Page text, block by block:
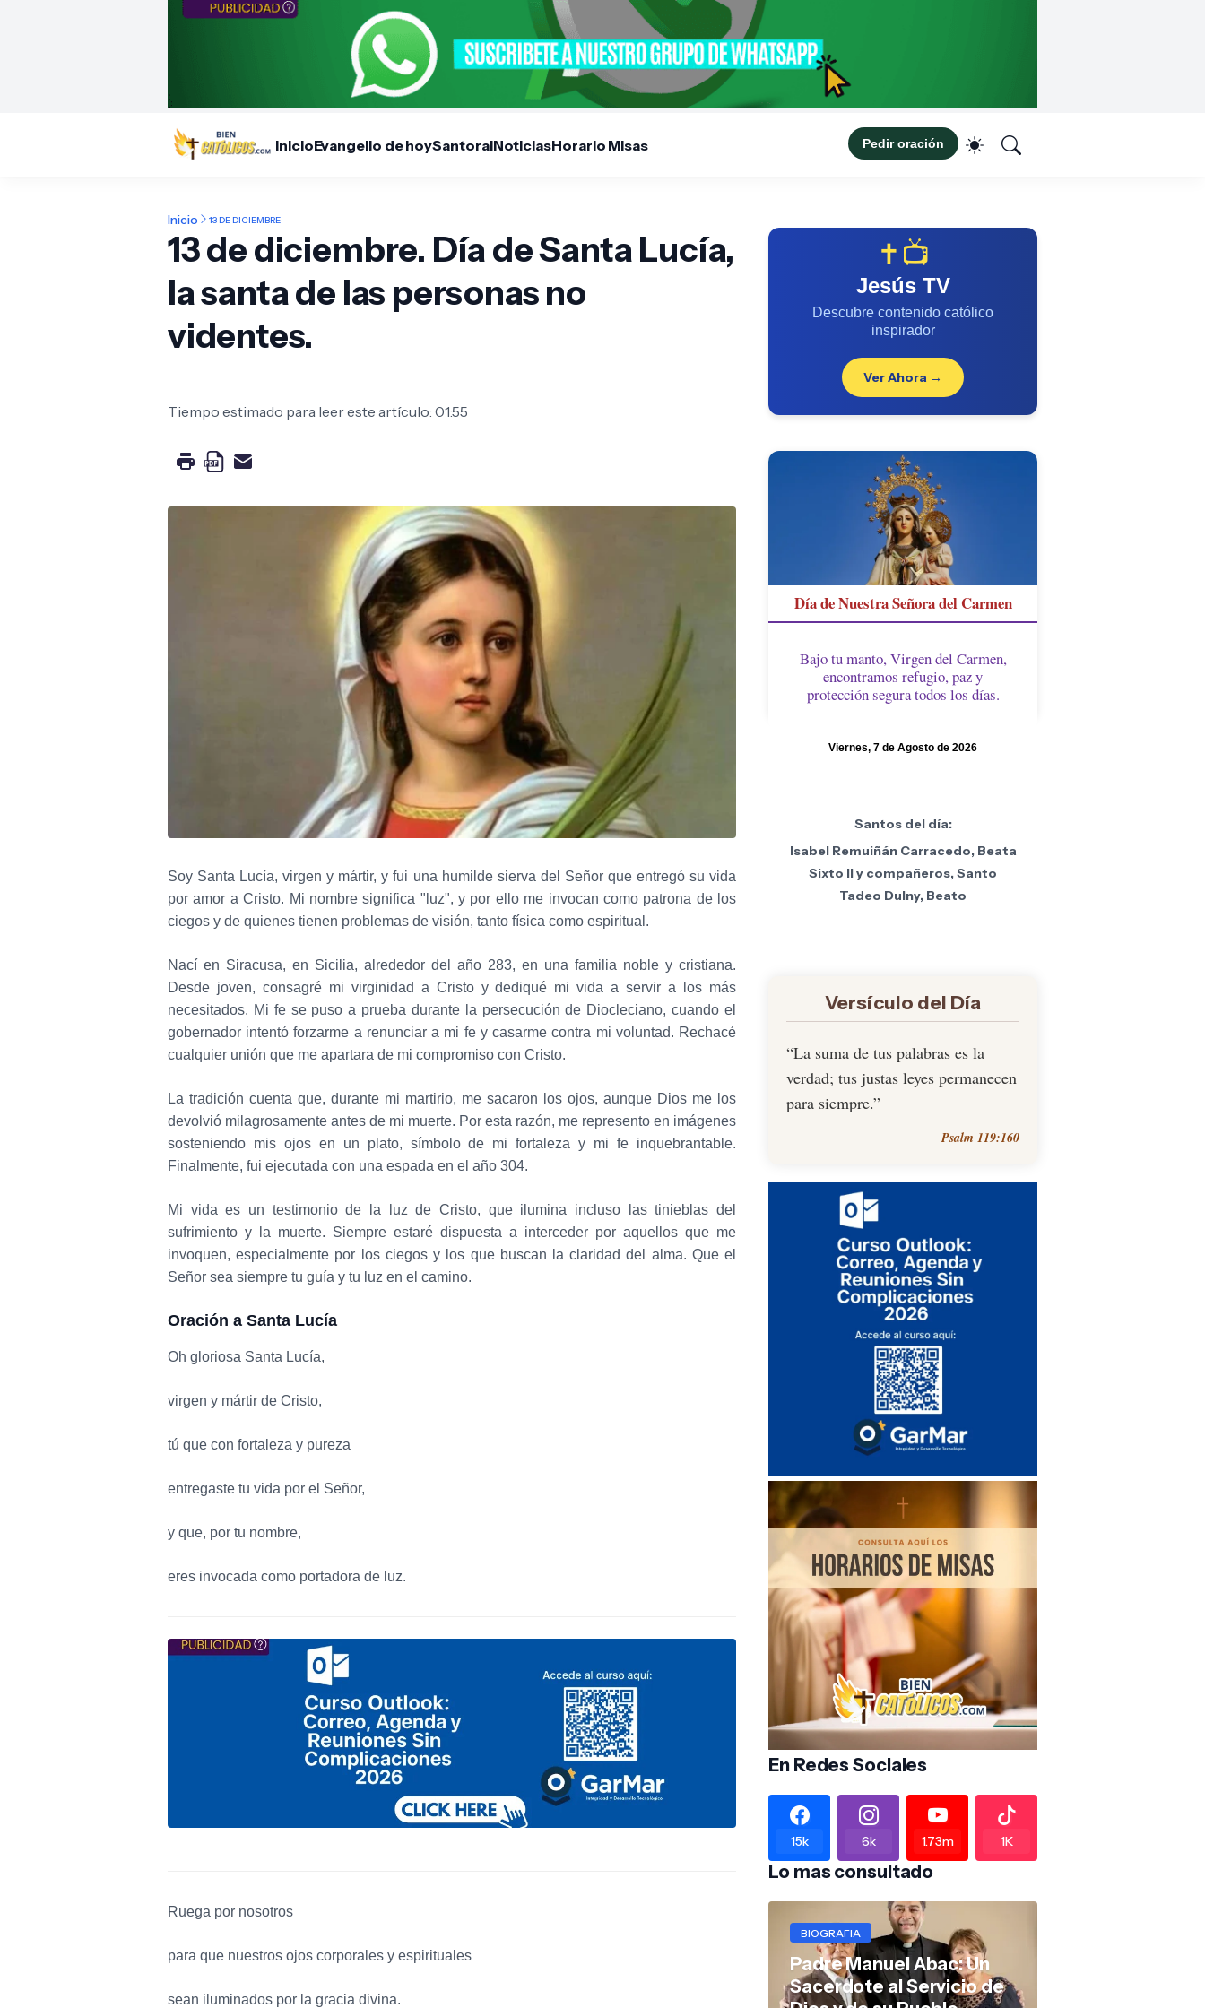
InicioEvangelio de hoySantoralNoticiasHorario Misas Pedir oración
Inicio 13 DE DICIEMBRE
13 de diciembre. Día de Santa Lucía,
la santa de las personas no
videntes.
Tiempo estimado para leer este artículo: 01:55
Soy Santa Lucía, virgen y mártir, y fui una humilde sierva del Señor que entregó su vida
por amor a Cristo. Mi nombre significa "luz", y por ello me invocan como patrona de los
ciegos y de quienes tienen problemas de visión, tanto física como espiritual.
Nací en Siracusa, en Sicilia, alrededor del año 283, en una familia noble y cristiana.
Desde joven, consagré mi virginidad a Cristo y dediqué mi vida a servir a los más
necesitados. Mi fe se puso a prueba durante la persecución de Diocleciano, cuando el
gobernador intentó forzarme a renunciar a mi fe y casarme contra mi voluntad. Rechacé
cualquier unión que me apartara de mi compromiso con Cristo.
La tradición cuenta que, durante mi martirio, me sacaron los ojos, aunque Dios me los
devolvió milagrosamente antes de mi muerte. Por esta razón, me represento en imágenes
sosteniendo mis ojos en un plato, símbolo de mi fortaleza y mi fe inquebrantable.
Finalmente, fui ejecutada con una espada en el año 304.
Mi vida es un testimonio de la luz de Cristo, que ilumina incluso las tinieblas del
sufrimiento y la muerte. Siempre estaré dispuesta a interceder por aquellos que me
invoquen, especialmente por los ciegos y los que buscan la claridad del alma. Que el
Señor sea siempre tu guía y tu luz en el camino.
Oración a Santa Lucía
Oh gloriosa Santa Lucía,
virgen y mártir de Cristo,
tú que con fortaleza y pureza
entregaste tu vida por el Señor,
y que, por tu nombre,
eres invocada como portadora de luz.
Ruega por nosotros
para que nuestros ojos corporales y espirituales
sean iluminados por la gracia divina.
✝️📺
Jesús TV
Descubre contenido católico
inspirador
Ver Ahora →
Día de Nuestra Señora del Carmen
Bajo tu manto, Virgen del Carmen,
encontramos refugio, paz y
protección segura todos los días.
Viernes, 7 de Agosto de 2026
Santos del día:
Isabel Remuiñán Carracedo, Beata
Sixto II y compañeros, Santo
Tadeo Dulny, Beato
Versículo del Día
“La suma de tus palabras es la
verdad; tus justas leyes permanecen
para siempre.”
Psalm 119:160
En Redes Sociales
15k 6k 1.73m 1K
Lo mas consultado
BIOGRAFIA
Padre Manuel Abac: Un
Sacerdote al Servicio de